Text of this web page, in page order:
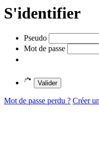
S'identifier
Pseudo
Mot de passe
Valider
Mot de passe perdu ? Créer